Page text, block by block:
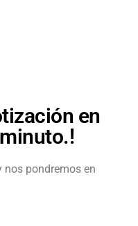
en
pondremos en